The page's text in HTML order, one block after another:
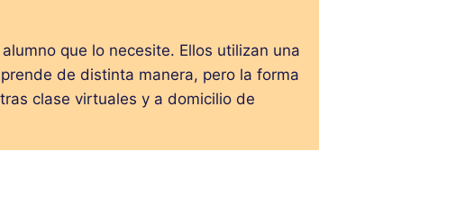
que lo necesite. Ellos utilizan una
de distinta manera, pero la forma
clase virtuales y a domicilio de